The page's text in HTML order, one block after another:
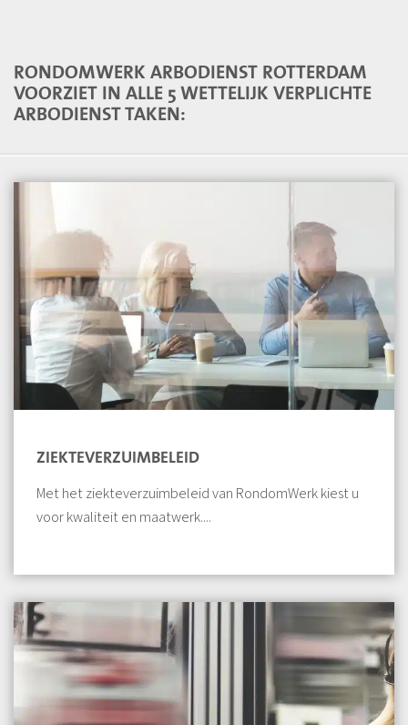
RONDOMWERK ARBODIENST ROTTERDAM
VOORZIET IN ALLE 5 WETTELIJK VERPLICHTE
ARBODIENST TAKEN:
ZIEKTEVERZUIMBELEID
Met het ziekteverzuimbeleid van RondomWerk kiest u
voor kwaliteit en maatwerk....